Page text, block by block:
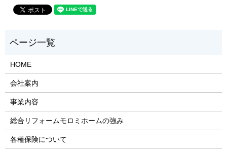
HOME
会社案内
事業内容
総合リフォームモロミホームの強み
各種保険について